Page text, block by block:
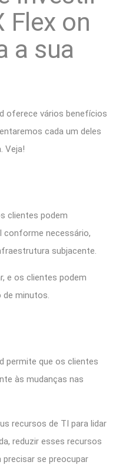
Flex on
a sua
oferece vários benefícios
cada um deles
Veja!
clientes podem
conforme necessário,
subjacente.
e os clientes podem
de minutos.
permite que os clientes
às mudanças nas
recursos de TI para lidar
reduzir esses recursos
precisar se preocupar